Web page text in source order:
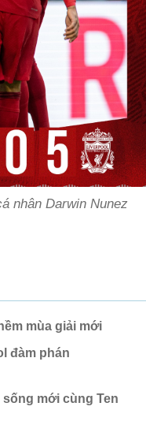
nhân Darwin Nunez
mùa giải mới
đàm phán
mới cùng Ten